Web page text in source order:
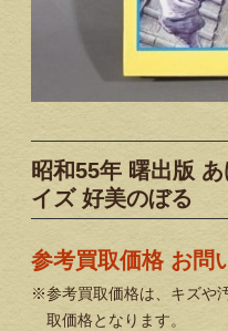
昭和55年 曙出版
イズ 好美のぼる
参考買取価格 お問
※参考買取価格は、キズや
取価格となります。